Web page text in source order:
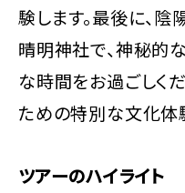
験します。最後に、
晴明神社で、神秘的
な時間をお過ごしく
ための特別な文化体
ツアーのハイライト